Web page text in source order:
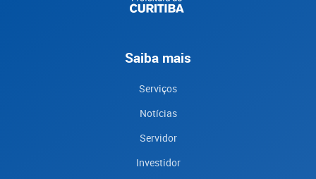
Saiba mais
Serviços
Notícias
Servidor
Investidor